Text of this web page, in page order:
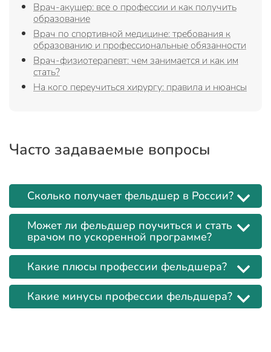
Врач-акушер: все о профессии и как получить
образование
Врач по спортивной медицине: требования к
образованию и профессиональные обязанности
Врач-физиотерапевт: чем занимается и как им
стать?
На кого переучиться хирургу: правила и нюансы
Часто задаваемые вопросы
Сколько получает фельдшер в России?
Может ли фельдшер поучиться и стать
врачом по ускоренной программе?
Какие плюсы профессии фельдшера?
Какие минусы профессии фельдшера?